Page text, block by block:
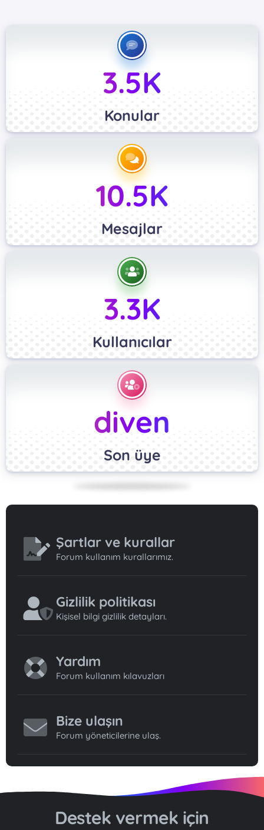
3.5K
Konular
10.5K
Mesajlar
3.3K
Kullanıcılar
diven
Son üye
Şartlar ve kurallar
Forum kullanım kurallarımız.
Gizlilik politikası
Kişisel bilgi gizlilik detayları.
Yardım
Forum kullanım kılavuzları
Bize ulaşın
Forum yöneticilerine ulaş.
Destek vermek için